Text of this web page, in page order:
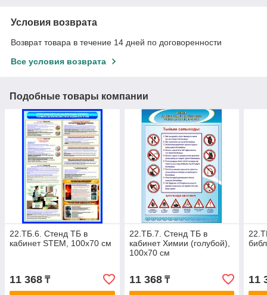
Условия возврата
Возврат товара в течение 14 дней по договоренности
Все условия возврата
Подобные товары компании
22.ТБ.6. Стенд ТБ в
кабинет STEM, 100х70 см
11 368 ₸
22.ТБ.7. Стенд ТБ в
кабинет Химии (голубой),
100х70 см
11 368₸ 11